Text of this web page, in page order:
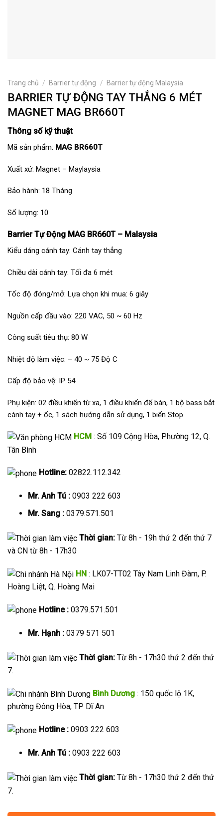
Trang chủ / Barrier tự động / Barrier tự động Malaysia
BARRIER TỰ ĐỘNG TAY THẲNG 6 MÉT
MAGNET MAG BR660T
Thông số kỹ thuật
Mã sản phẩm: MAG BR660T
Xuất xứ: Magnet – Maylaysia
Bảo hành: 18 Tháng
Số lượng: 10
Barrier Tự Động MAG BR660T – Malaysia
Kiểu dáng cánh tay: Cánh tay thẳng
Chiều dài cánh tay: Tối đa 6 mét
Tốc độ đóng/mở: Lựa chọn khi mua: 6 giây
Nguồn cấp đầu vào: 220 VAC, 50 ~ 60 Hz
Công suất tiêu thụ: 80 W
Nhiệt độ làm việc: – 40 ~ 75 Độ C
Cấp độ bảo vệ: IP 54
Phụ kiện: 02 điều khiển từ xa, 1 điều khiển để bàn, 1 bộ bass bắt
cánh tay + ốc, 1 sách hướng dẫn sử dụng, 1 biển Stop.
HCM : Số 109 Cộng Hòa, Phường 12, Q.
Tân Bình
Hotline: 02822.112.342
Mr. Anh Tú :0903 222 603
Mr. Sang :0379.571.501
Thời gian: Từ 8h - 19h thứ 2 đến thứ 7
và CN từ 8h - 17h30
HN : LK07-TT02 Tây Nam Linh Đàm, P.
Hoàng Liệt, Q. Hoàng Mai
Hotline : 0379.571.501
Mr. Hạnh :0379 571 501
Thời gian: Từ 8h - 17h30 thứ 2 đến thứ
7.
Bình Dương : 150 quốc lộ 1K,
phường Đông Hòa, TP Dĩ An
Hotline : 0903 222 603
Mr. Anh Tú :0903 222 603
Thời gian: Từ 8h - 17h30 thứ 2 đến thứ
7.